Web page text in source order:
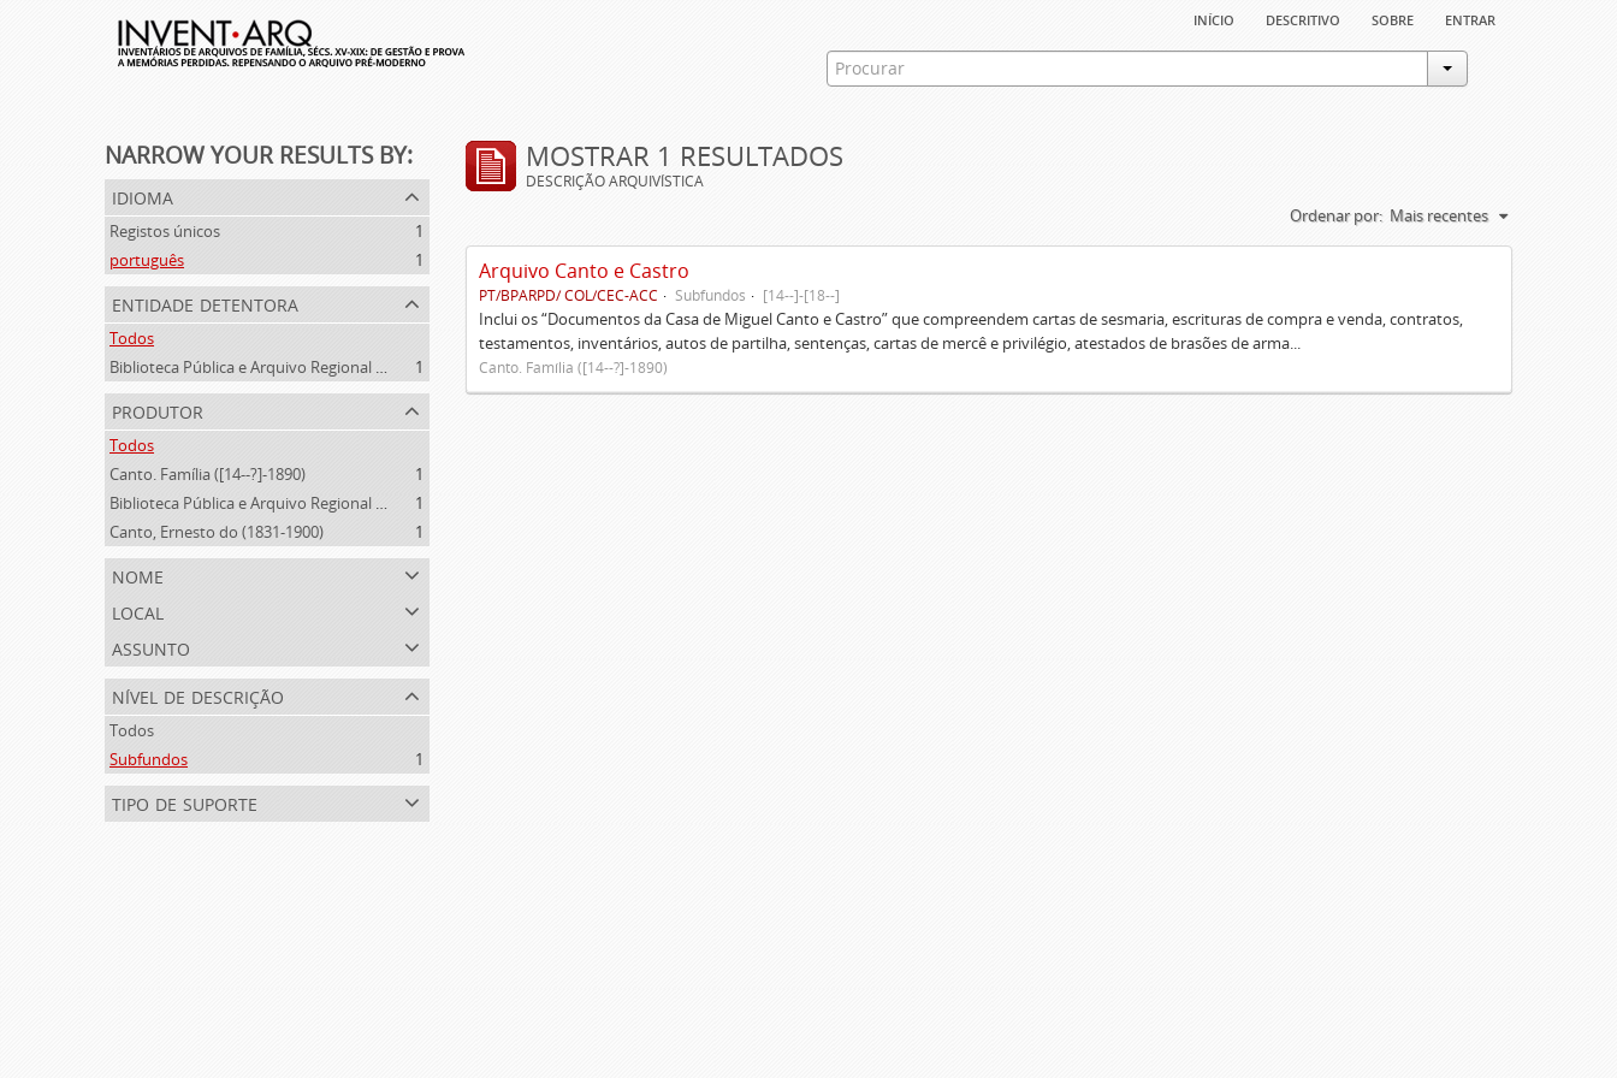
início descritivo sobre entrar
NARROW YOUR RESULTS BY:
idioma
Registos únicos
1
português
1
entidade detentora
Todos
Biblioteca Pública e Arquivo Regional de Ponta Delgada
1
produtor
Todos
Canto. Família ([14--?]-1890)
1
Biblioteca Pública e Arquivo Regional de Ponta Delgada (1841- )
1
Canto, Ernesto do (1831-1900)
1
nome
local
assunto
nível de descrição
Todos
Subfundos
1
tipo de suporte
MOSTRAR 1 RESULTADOS
DESCRIÇÃO ARQUIVÍSTICA
Ordenar por: Mais recentes
Arquivo Canto e Castro
PT/BPARPD/ COL/CEC-ACC Subfundos [14--]-[18--]
Inclui os “Documentos da Casa de Miguel Canto e Castro” que compreendem cartas de sesmaria, escrituras de compra e venda, contratos,
testamentos, inventários, autos de partilha, sentenças, cartas de mercê e privilégio, atestados de brasões de arma...
Canto. Família ([14--?]-1890)